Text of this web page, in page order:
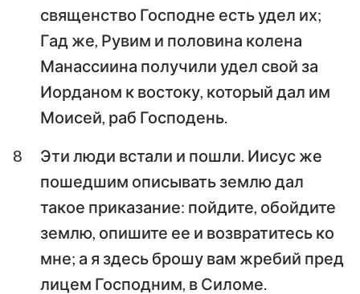
священство Господне есть удел их;
Гад же, Рувим и половина колена
Манассиина получили удел свой за
Иорданом к востоку, который дал им
Моисей, раб Господень.
8
Эти люди встали и пошли. Иисус же
пошедшим описывать землю дал
такое приказание: пойдите, обойдите
землю, опишите ее и возвратитесь ко
мне; а я здесь брошу вам жребий пред
лицем Господним, в Силоме.